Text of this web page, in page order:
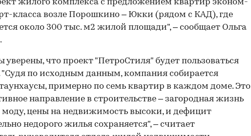
жилого комплекса с предложением квартир эконом-
класса возле Порошкино – Юкки (рядом с КАД), где
около 300 тыс. м2 жилой площади", – сообщает Ольга
уверены, что проект "ПетроСтиля" будет пользоваться
"Судя по исходным данным, компания собирается
примерно по семь квартир в каждом доме. Это
направление в строительстве – загородная жизнь
моду, цены на недвижимость высоки, и дефицит
недорого жилья сохраняется", – считает